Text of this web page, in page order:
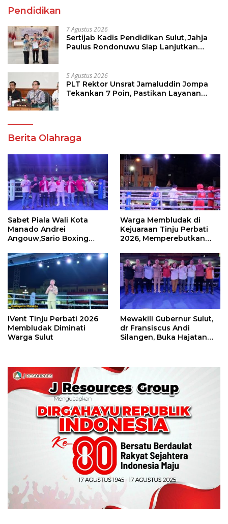
Pendidikan
7 Agustus 2026
Sertijab Kadis Pendidikan Sulut, Jahja
Paulus Rondonuwu Siap Lanjutkan
5 Agustus 2026
PLT Rektor Unsrat Jamaluddin Jompa
Tekankan 7 Poin, Pastikan Layanan
Berita Olahraga
Sabet Piala Wali Kota
Manado Andrei
Angouw,Sario Boxing
Perbati 2026
Warga Membludak di
Kejuaraan Tinju Perbati
2026, Memperebutkan
IVent Tinju Perbati 2026
Membludak Diminati
Warga Sulut
Mewakili Gubernur Sulut,
dr Fransiscus Andi
Silangen, Buka Hajatan